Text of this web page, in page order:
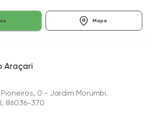
Mapa
Araçari
0 - Jardim Morumbi.
86036-370